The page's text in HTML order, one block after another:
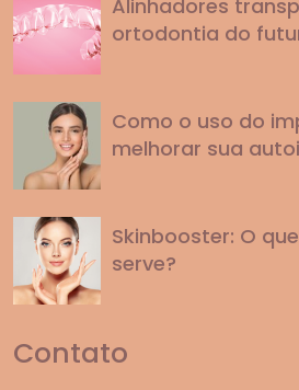
Alinhadores
ortodontia do
Como o uso do
melhorar sua
Skinbooster: O
serve?
Contato